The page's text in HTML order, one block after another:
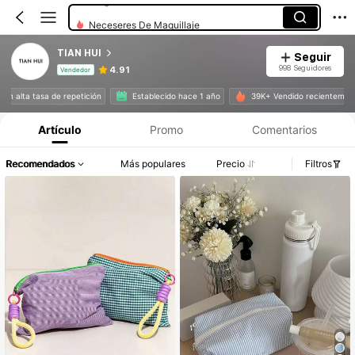
TIAN HUI
Vendedor 4.91
Seguir
998 Seguidores
con alta tasa de repetición Establecido hace 1 año 39K+ Vendido Información del producto: Divulgación de precios, detalles de ventas y existencias.
Artículo Promo Comentarios
Recomendados Más populares Precio Filtros